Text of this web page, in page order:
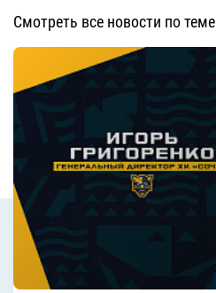
Смотреть все новости по теме